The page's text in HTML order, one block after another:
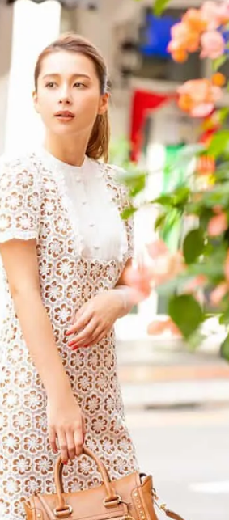
【J’s Picks】ブランドまとめて愛
用中！ J-GIRL有田叶“鉄壁の相
棒”〈ビューティ＆ファッション
夏の必需品〉
【JJ専属モデルの素顔】ビューテ
ィ大好き！ 松川 星のお気に入り
コスメをCHECK
2025.12.16
BEAUTY
【J’s Picks】悲しい経験でたどり
着いた…J-BOY三上龍の手放せな
い“オールインワン”アイテム〈ビ
ューティ＆ファッション夏の必需
品〉
2026.08.05
BEAUTY
【注目アーティストRainy。っ
て？】自称“コスメオタク見習
い”のポーチの中身、拝見しま
す！
2026.01.30
BEAUTY
【J’s Picks】J-GIRL早坂萌香の
徹底した日焼けケア！ でも、いち
ばん大切なのは…〈ビューティ＆
ファッション夏の必需品〉
2026.07.24
BEAUTY
【JJ専属モデルの素顔】ツヤと輝
きを放つ美肌を生み出す松川 星の
愛用スキンケア
2025.12.16
BEAUTY